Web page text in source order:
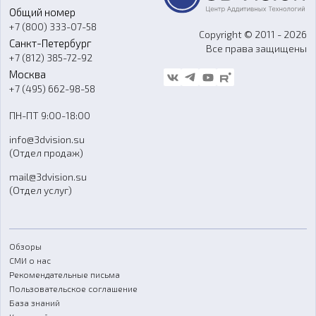
Программное обеспечение
Ремонт и услуги
О компании
Контакты
Гос. закупки
Стать дилером
Блог
FAQ
Общий номер
+7 (800) 333-07-58
Санкт-Петербург
+7 (812) 385-72-92
Москва
+7 (495) 662-98-58
ПН-ПТ 9:00-18:00
info@3dvision.su
(Отдел продаж)
mail@3dvision.su
(Отдел услуг)
Copyright © 2011 - 2026
Все права защищены
Обзоры
СМИ о нас
Рекомендательные письма
Пользовательское соглашение
База знаний